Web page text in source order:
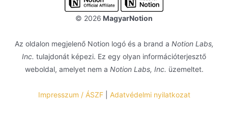
© 2026 MagyarNotion
Az oldalon megjelenő Notion logó és a brand a Notion Labs,
Inc. tulajdonát képezi. Ez egy olyan információterjesztő
weboldal, amelyet nem a Notion Labs, Inc. üzemeltet.
Impresszum / ÁSZF| Adatvédelmi nyilatkozat